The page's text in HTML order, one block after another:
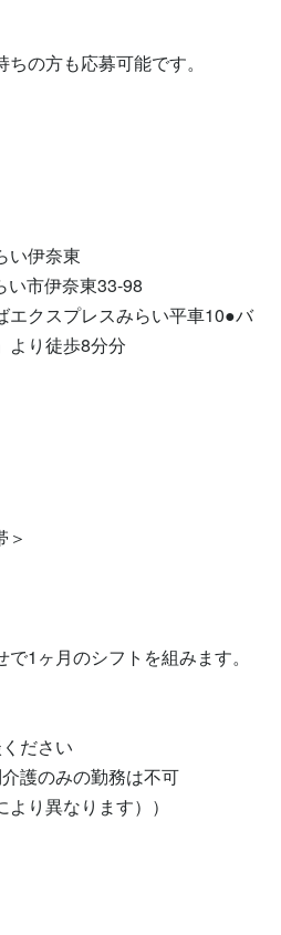
の方も応募可能です。
い伊奈東
い市伊奈東33-98
エクスプレスみらい平車10●バ
より徒歩8分分
＞
1ヶ月のシフトを組みます。
ださい
護のみの勤務は不可
より異なります））